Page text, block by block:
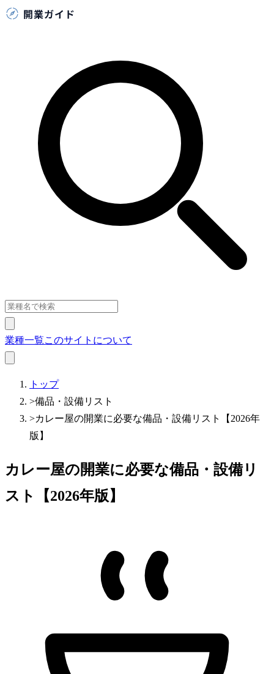
業種一覧このサイトについて
トップ
>備品・設備リスト
>カレー屋の開業に必要な備品・設備リスト【2026年
版】
カレー屋の開業に必要な備品・設備リ
スト【2026年版】